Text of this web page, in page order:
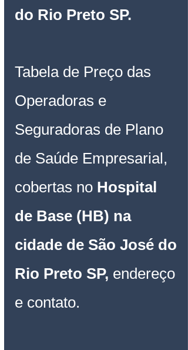
do Rio Preto SP.
Tabela de Preço das
Operadoras e
Seguradoras de Plano
de Saúde Empresarial,
cobertas no Hospital
de Base (HB) na
cidade de São José do
Rio Preto SP, endereço
e contato.